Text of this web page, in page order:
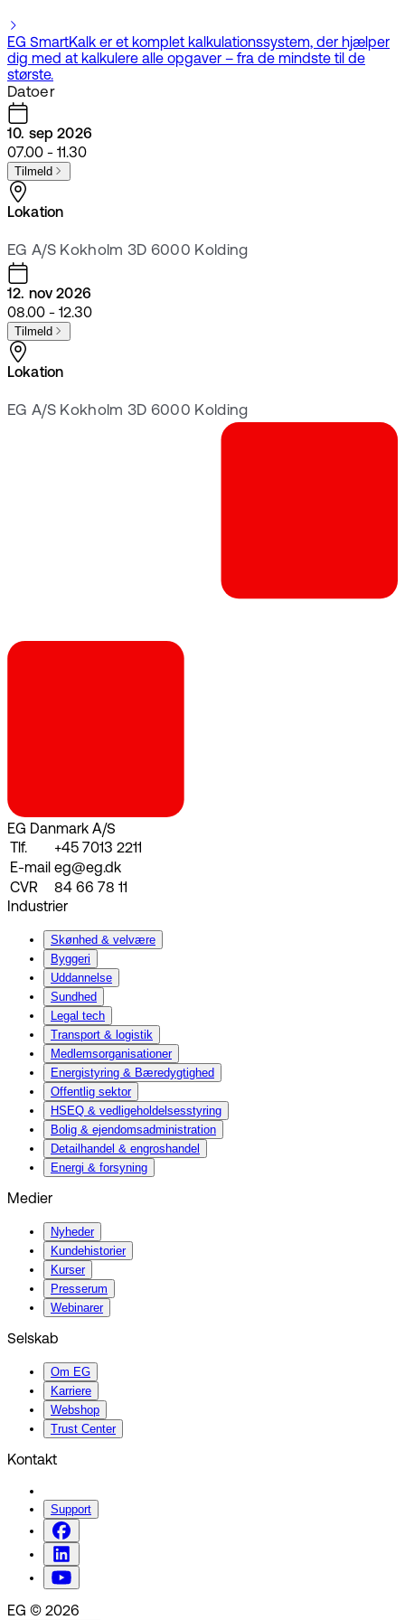
EG SmartKalk er et komplet kalkulationssystem, der hjælper
dig med at kalkulere alle opgaver – fra de mindste til de
største.
Datoer
10. sep 2026
07.00 - 11.30
Tilmeld
Lokation
EG A/S Kokholm 3D 6000 Kolding
12. nov 2026
08.00 - 12.30
Tilmeld
Lokation
EG A/S Kokholm 3D 6000 Kolding
EG Danmark A/S
Tlf.
+45 7013 2211
E-mail eg@eg.dk
CVR
84 66 78 11
Industrier
Skønhed & velvære
Byggeri
Uddannelse
Sundhed
Legal tech
Transport & logistik
Medlemsorganisationer
Energistyring & Bæredygtighed
Offentlig sektor
HSEQ & vedligeholdelsesstyring
Bolig & ejendomsadministration
Detailhandel & engroshandel
Energi & forsyning
Medier
Nyheder
Kundehistorier
Kurser
Presserum
Webinarer
Selskab
Om EG
Karriere
Webshop
Trust Center
Kontakt
Support
EG © 2026